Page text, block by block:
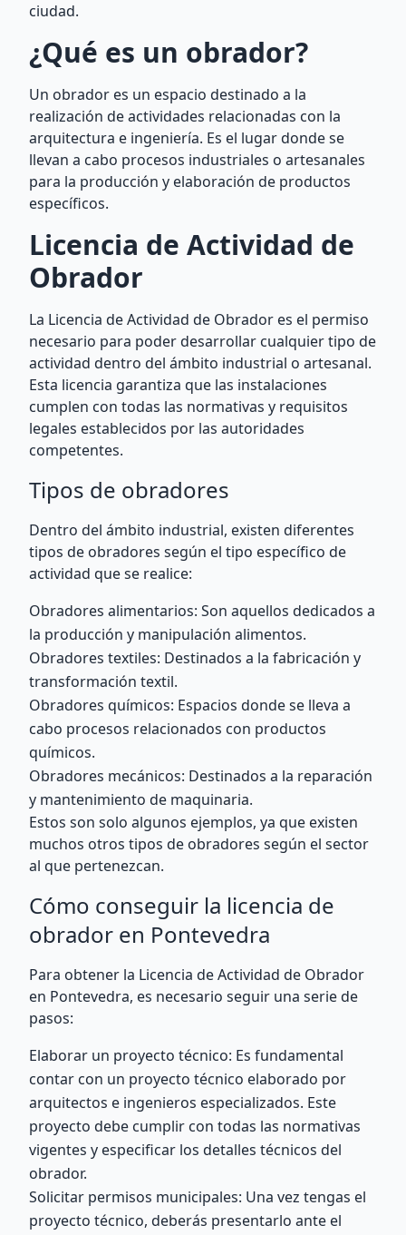
ciudad.
¿Qué es un obrador?
Un obrador es un espacio destinado a la
realización de actividades relacionadas con la
arquitectura e ingeniería. Es el lugar donde se
llevan a cabo procesos industriales o artesanales
para la producción y elaboración de productos
específicos.
Licencia de Actividad de
Obrador
La Licencia de Actividad de Obrador es el permiso
necesario para poder desarrollar cualquier tipo de
actividad dentro del ámbito industrial o artesanal.
Esta licencia garantiza que las instalaciones
cumplen con todas las normativas y requisitos
legales establecidos por las autoridades
competentes.
Tipos de obradores
Dentro del ámbito industrial, existen diferentes
tipos de obradores según el tipo específico de
actividad que se realice:
Obradores alimentarios: Son aquellos dedicados a
la producción y manipulación alimentos.
Obradores textiles: Destinados a la fabricación y
transformación textil.
Obradores químicos: Espacios donde se lleva a
cabo procesos relacionados con productos
químicos.
Obradores mecánicos: Destinados a la reparación
y mantenimiento de maquinaria.
Estos son solo algunos ejemplos, ya que existen
muchos otros tipos de obradores según el sector
al que pertenezcan.
Cómo conseguir la licencia de
obrador en Pontevedra
Para obtener la Licencia de Actividad de Obrador
en Pontevedra, es necesario seguir una serie de
pasos:
Elaborar un proyecto técnico: Es fundamental
contar con un proyecto técnico elaborado por
arquitectos e ingenieros especializados. Este
proyecto debe cumplir con todas las normativas
vigentes y especificar los detalles técnicos del
obrador.
Solicitar permisos municipales: Una vez tengas el
proyecto técnico, deberás presentarlo ante el